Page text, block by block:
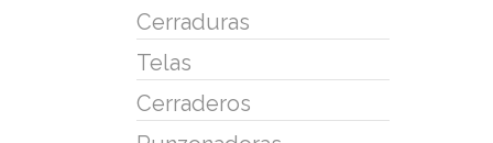
Cerraduras
Telas
Cerraderos